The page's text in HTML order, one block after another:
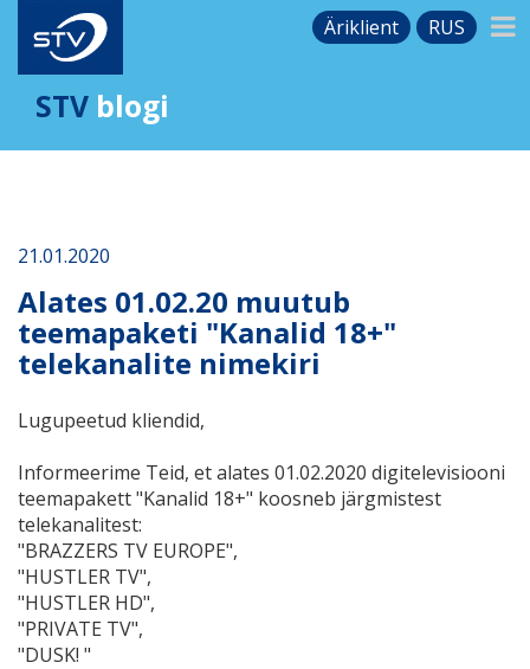
Äriklient RUS
STV blogi
21.01.2020
Alates 01.02.20 muutub
teemapaketi "Kanalid 18+"
telekanalite nimekiri
Lugupeetud kliendid,
Informeerime Teid, et alates 01.02.2020 digitelevisiooni
teemapakett "Kanalid 18+" koosneb järgmistest
telekanalitest:
"BRAZZERS TV EUROPE",
"HUSTLER TV",
"HUSTLER HD",
"PRIVATE TV",
"DUSK! "